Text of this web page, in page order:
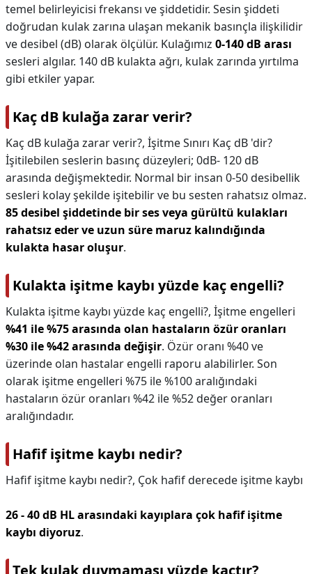
temel belirleyicisi frekansı ve şiddetidir. Sesin şiddeti
doğrudan kulak zarına ulaşan mekanik basınçla ilişkilidir
ve desibel (dB) olarak ölçülür. Kulağımız 0-140 dB arası
sesleri algılar. 140 dB kulakta ağrı, kulak zarında yırtılma
gibi etkiler yapar.
Kaç dB kulağa zarar verir?
Kaç dB kulağa zarar verir?, İşitme Sınırı Kaç dB 'dir?
İşitilebilen seslerin basınç düzeyleri; 0dB- 120 dB
arasında değişmektedir. Normal bir insan 0-50 desibellik
sesleri kolay şekilde işitebilir ve bu sesten rahatsız olmaz.
85 desibel şiddetinde bir ses veya gürültü kulakları
rahatsız eder ve uzun süre maruz kalındığında
kulakta hasar oluşur.
Kulakta işitme kaybı yüzde kaç engelli?
Kulakta işitme kaybı yüzde kaç engelli?, İşitme engelleri
%41 ile %75 arasında olan hastaların özür oranları
%30 ile %42 arasında değişir. Özür oranı %40 ve
üzerinde olan hastalar engelli raporu alabilirler. Son
olarak işitme engelleri %75 ile %100 aralığındaki
hastaların özür oranları %42 ile %52 değer oranları
aralığındadır.
Hafif işitme kaybı nedir?
Hafif işitme kaybı nedir?, Çok hafif derecede işitme kaybı
26 - 40 dB HL arasındaki kayıplara çok hafif işitme
kaybı diyoruz.
Tek kulak duymaması yüzde kaçtır?